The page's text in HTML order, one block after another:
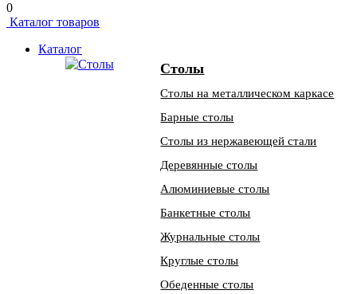
0
Каталог товаров
Каталог
Столы
Столы на металлическом каркасе
Барные столы
Столы из нержавеющей стали
Деревянные столы
Алюминиевые столы
Банкетные столы
Журнальные столы
Круглые столы
Обеденные столы